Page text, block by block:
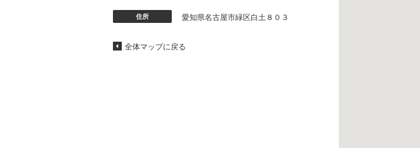
住所 愛知県名古屋市緑区白土８０３
全体マップに戻る